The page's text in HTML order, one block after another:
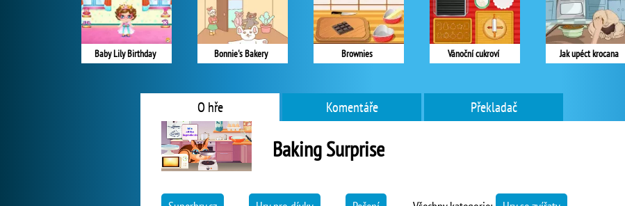
Baby Lily Birthday Bonnie's Bakery Brownies Vánoční cukroví Jak upéct krocana
O hře Komentáře Překladač
Baking Surprise